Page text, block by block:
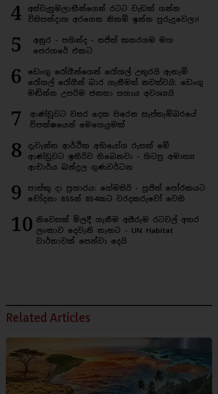
4
අස්වැසුමලාභීන්ගෙන් රටට වැඩක් ගන්න
විසිපන්දාහ අරගෙන නිකම් ඉන්න පුරුදුවෙලා!
5
අනුර - පහින්ද - සජිත් කතරගම මහ
පෙරහරේ එකට
6
ඩෙංගු රෝගීන්ගෙන් රෝහල් උතුරයි ඇතැම්
රෝහල් රෝගීන් බාර ගැනීමත් නවත්වයි: ඩෙංගු
මඬින්න උපරිම ජනතා සහාය අවශ්‍යයි
7
ආණ්ඩුවට වසර දෙක පිරෙන සැප්තැම්බරයේ
විපක්ෂයෙන් මෙහෙයුමක්
8
දැවැන්ත ආර්ථික අභියෝග රුසක් මේ
ආණ්ඩුවට ඉතිරිව තිබෙනවා - හිටපු අමාත්‍ය
ආචාර්ය බන්දුල ගුණවර්ධන
9
පාස්කු දා ප්‍රහාරය: හේමසිරි - පූජිත් පෝරකයට
චෝදනා 855න් 854කට වරදකරුවෝ වෙති
10 නිවෙසක් මිලදී ගැනීම අසීරුම රටවල් අතර
ලංකාව දෙවැනි තැනට - UN Habitat
වාර්තාවක් පෙන්වා දෙයි
Related Articles